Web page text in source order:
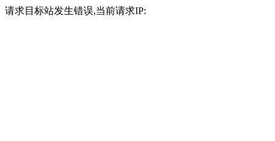
请求目标站发生错误,当前请求IP: